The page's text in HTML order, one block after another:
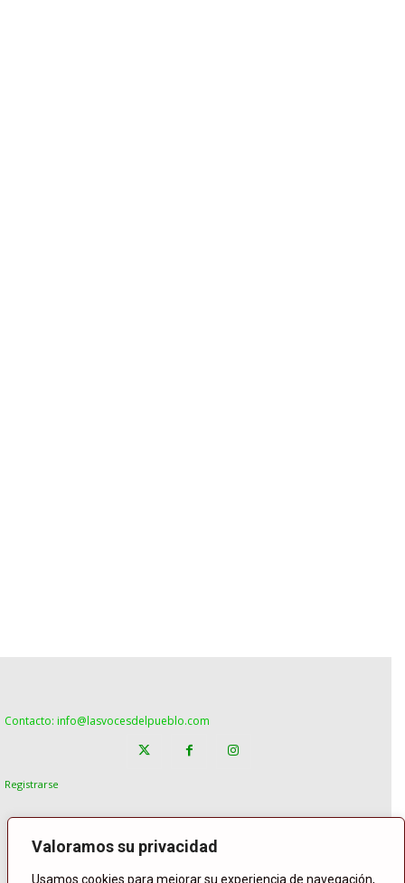
Valoramos su privacidad
Usamos cookies para mejorar su experiencia de navegación,
Contacto: info@lasvocesdelpueblo.com
Registrarse